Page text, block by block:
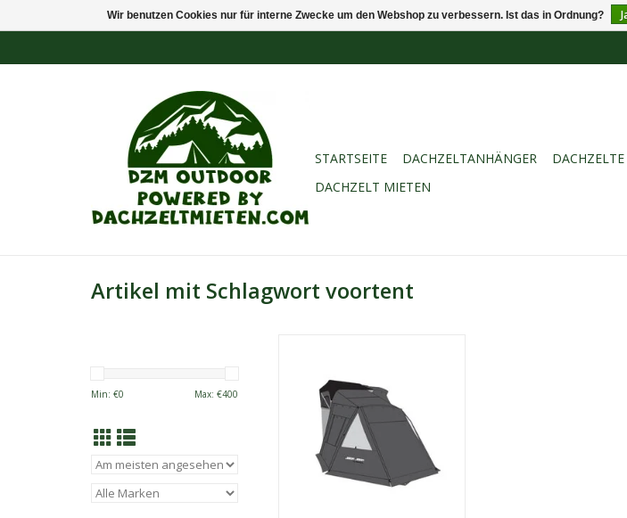
STARTSEITE DACHZELTANHÄNGER DACHZELTE
DACHZELT MIETEN
Artikel mit Schlagwort voortent
Min: €0 Max: €400
Robuste, wetterfestes Zelt für
zusätzlichen Schatten und Schutz.
Eine Größe!
Wir benutzen Cookies nur für interne Zwecke um den Webshop zu verbessern. Ist das in Ordnung?